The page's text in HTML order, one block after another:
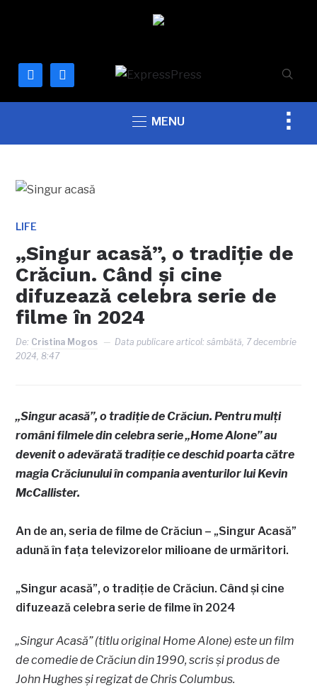
facebook
mail
MENU
LIFE
„Singur acasă”, o tradiție de
Crăciun. Când și cine
difuzează celebra serie de
filme în 2024
De: Cristina Mogos Data publicare articol:sâmbătă, 7 decembrie
2024, 8:47
„Singur acasă”, o tradiție de Crăciun. Pentru mulți
români filmele din celebra serie „Home Alone” au
devenit o adevărată tradiție ce deschid poarta către
magia Crăciunului în compania aventurilor lui Kevin
McCallister.
An de an, seria de filme de Crăciun – „Singur Acasă”
adună în fața televizorelor milioane de urmăritori.
„Singur acasă”, o tradiție de Crăciun. Când și cine
difuzează celebra serie de filme în 2024
„Singur Acasă” (titlu original Home Alone) este un film
de comedie de Crăciun din 1990, scris și produs de
John Hughes și regizat de Chris Columbus.